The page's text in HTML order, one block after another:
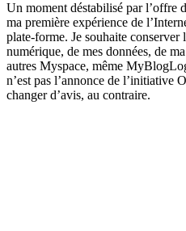
Un moment déstabilisé par l’offre
ma première expérience de
plate-forme. Je souhaite
numérique, de mes données, de
autres Myspace, même
n’est pas l’annonce de l’initiative
changer d’avis, au contraire.